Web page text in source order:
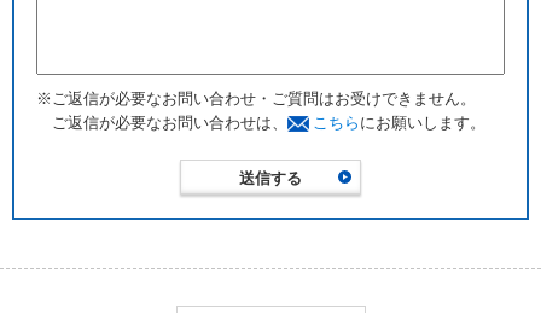
※ご返信が必要なお問い合わせ・ご質問はお受けできません。
ご返信が必要なお問い合わせは、
こちら にお願いします。